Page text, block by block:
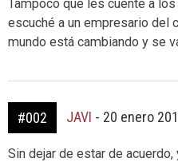
Tampoco que les cuente a
escuché a un empresario del
mundo está cambiando y se
#002 JAVI - 20 enero
Sin dejar de estar de